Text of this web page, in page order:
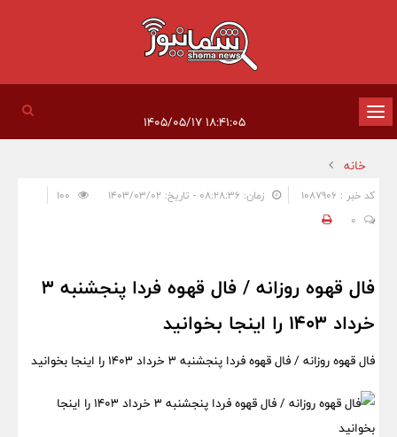
تغییر
وضعیت
ناوبری
خانه
کد خبر : 1087906 زمان: ۰۸:۲۸:۳۶ - تاریخ: ۱۴۰۳/۰۳/۰۲
0
فال قهوه روزانه / فال قهوه فردا پنجشنبه 3
خرداد 1403 را اینجا بخوانید
فال قهوه روزانه / فال قهوه فردا پنجشنبه 3 خرداد 1403 را اینجا بخوانید